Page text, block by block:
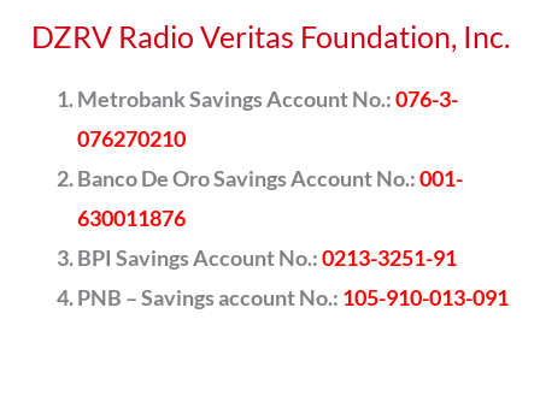
DZRV Radio Veritas Foundation, Inc.
Metrobank Savings Account No.:076-3-
076270210
Banco De Oro Savings Account No.:001-
630011876
BPI Savings Account No.:0213-3251-91
PNB – Savings account No.: 105-910-013-091